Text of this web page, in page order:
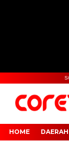
HOME DAERAH